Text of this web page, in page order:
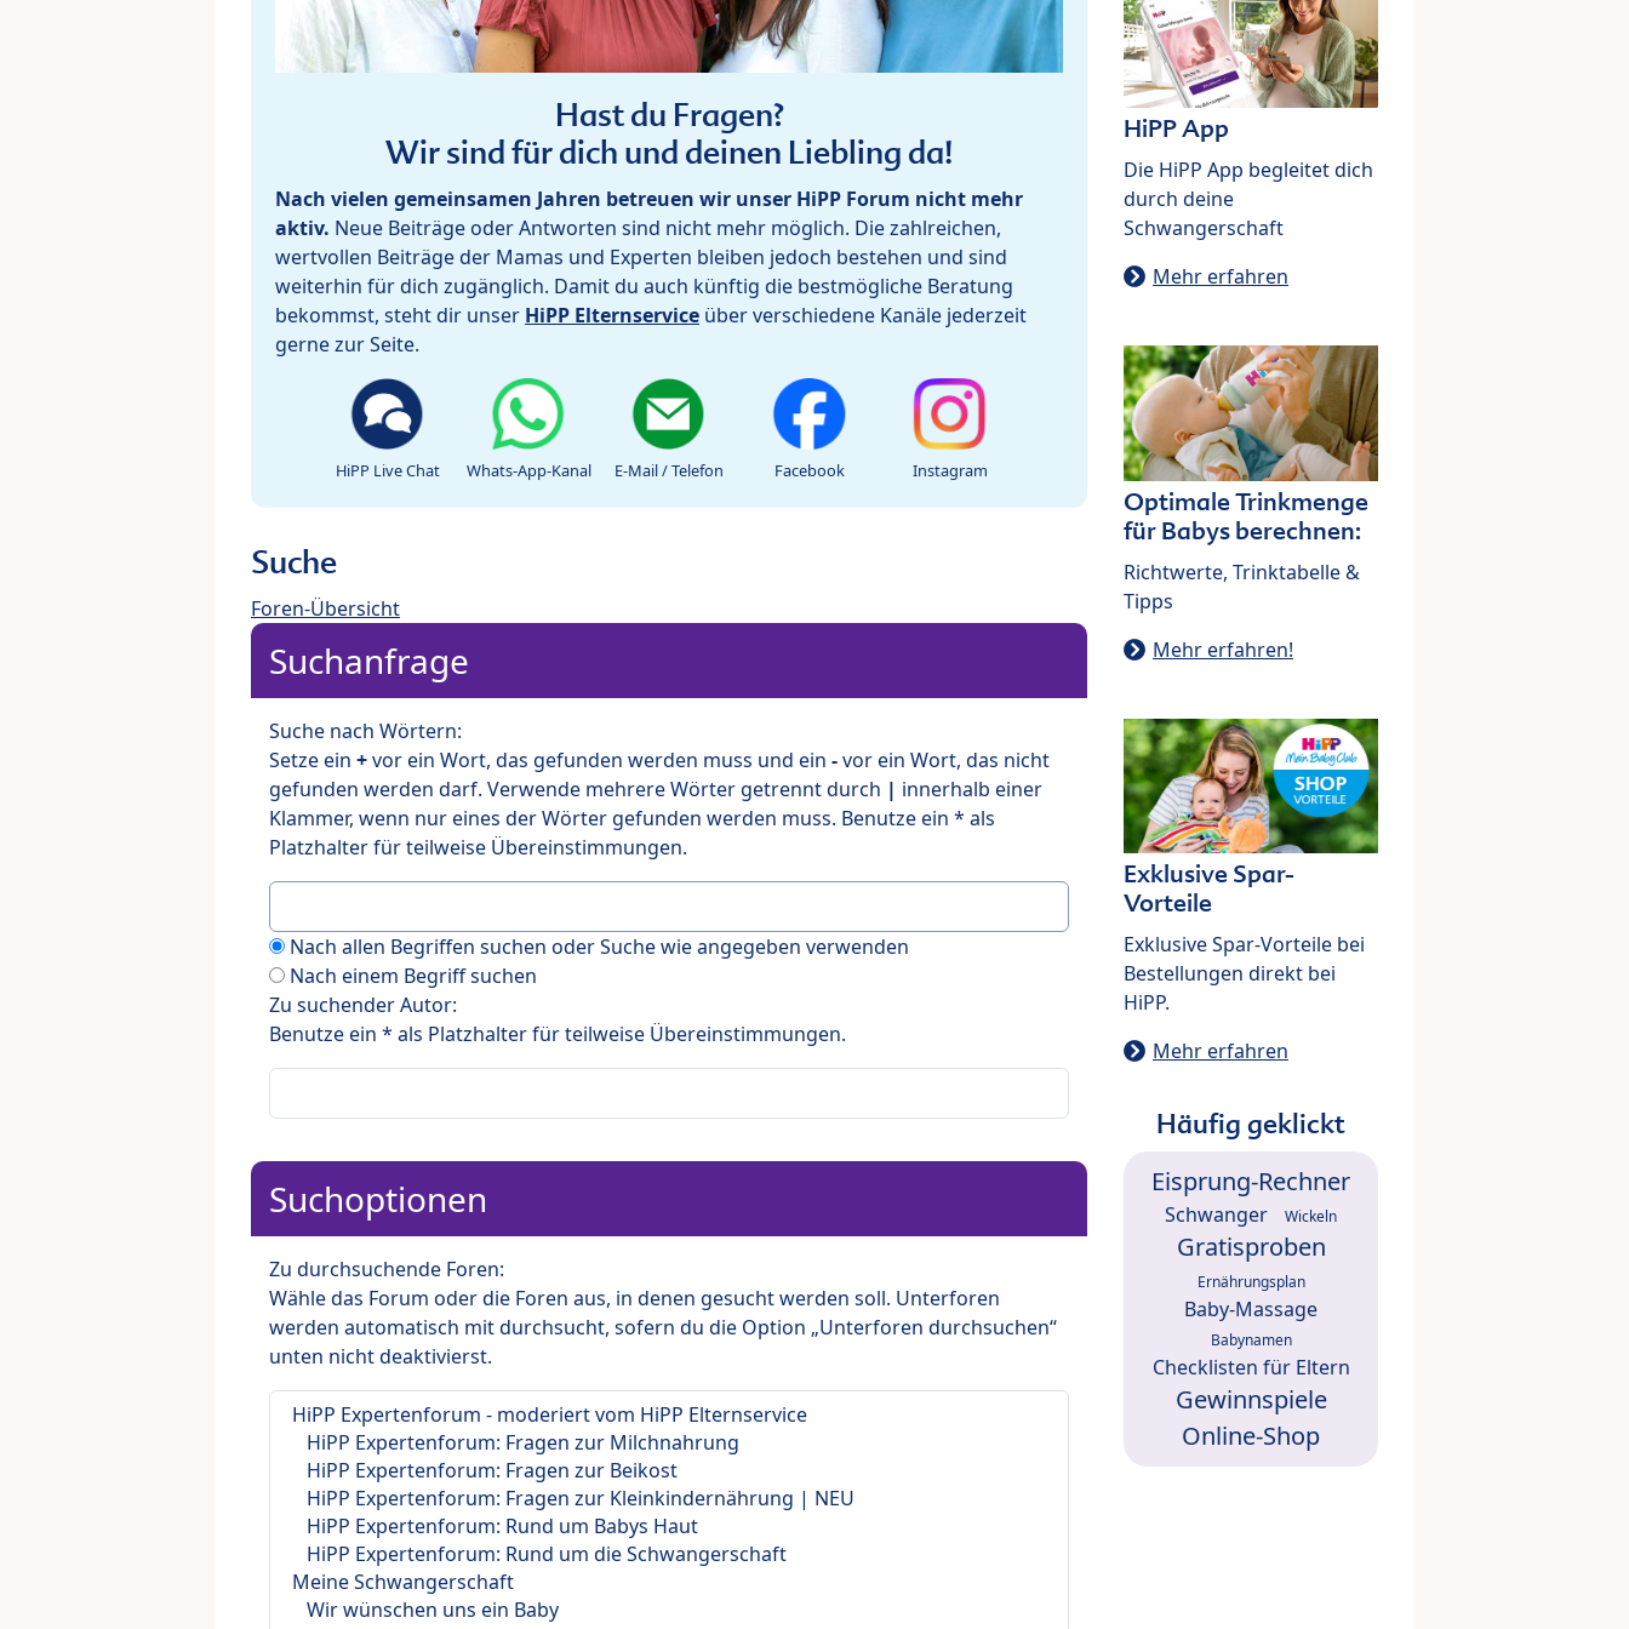
Hast du Fragen?
Wir sind für dich und deinen Liebling da!
Nach vielen gemeinsamen Jahren betreuen wir unser HiPP Forum nicht mehr
aktiv. Neue Beiträge oder Antworten sind nicht mehr möglich. Die zahlreichen,
wertvollen Beiträge der Mamas und Experten bleiben jedoch bestehen und sind
weiterhin für dich zugänglich. Damit du auch künftig die bestmögliche Beratung
bekommst, steht dir unser HiPP Elternservice über verschiedene Kanäle jederzeit
gerne zur Seite.
HiPP Live Chat Whats-App-Kanal E-Mail / Telefon Facebook Instagram
Suche
Foren-Übersicht
Suchanfrage
Suche nach Wörtern:
Setze ein +vor ein Wort, das gefunden werden muss und ein -vor ein Wort, das nicht
gefunden werden darf. Verwende mehrere Wörter getrennt durch | innerhalb einer
Klammer, wenn nur eines der Wörter gefunden werden muss. Benutze ein * als
Platzhalter für teilweise Übereinstimmungen.
Nach allen Begriffen suchen oder Suche wie angegeben verwenden
Nach einem Begriff suchen
Zu suchender Autor:
Benutze ein * als Platzhalter für teilweise Übereinstimmungen.
Suchoptionen
Zu durchsuchende Foren:
Wähle das Forum oder die Foren aus, in denen gesucht werden soll. Unterforen
werden automatisch mit durchsucht, sofern du die Option „Unterforen durchsuchen“
unten nicht deaktivierst.
HiPP App
Die HiPP App begleitet dich
durch deine
Schwangerschaft
Mehr erfahren
Optimale Trinkmenge
für Babys berechnen:
Richtwerte, Trinktabelle &
Tipps
Mehr erfahren!
Exklusive Spar-
Vorteile
Exklusive Spar-Vorteile bei
Bestellungen direkt bei
HiPP.
Mehr erfahren
Häufig geklickt
Eisprung-Rechner
Schwanger Wickeln
Gratisproben
Ernährungsplan
Baby-Massage
Babynamen
Checklisten für Eltern
Gewinnspiele
Online-Shop